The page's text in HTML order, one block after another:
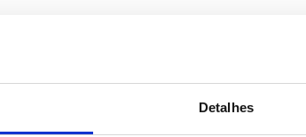
Detalhes